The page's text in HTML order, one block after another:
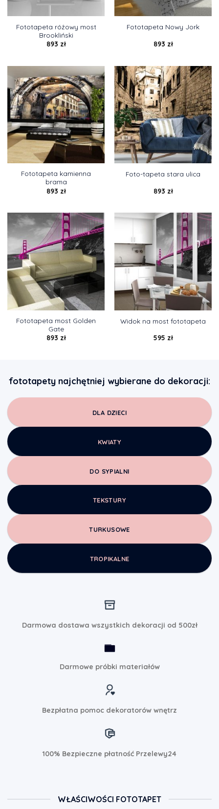
Fototapeta różowy most
Brookliński
893 zł
Fototapeta Nowy Jork
893 zł
Fototapeta kamienna
brama
893 zł
Foto-tapeta stara ulica
893 zł
Fototapeta most Golden
Gate
893 zł
Widok na most fototapeta
595 zł
fototapety najchętniej wybierane do dekoracji:
DLA DZIECI
KWIATY
DO SYPIALNI
TEKSTURY
TURKUSOWE
TROPIKALNE
Darmowa dostawa wszystkich dekoracji od 500zł
Darmowe próbki materiałów
Bezpłatna pomoc dekoratorów wnętrz
100% Bezpieczne płatność Przelewy24
WŁAŚCIWOŚCI FOTOTAPET